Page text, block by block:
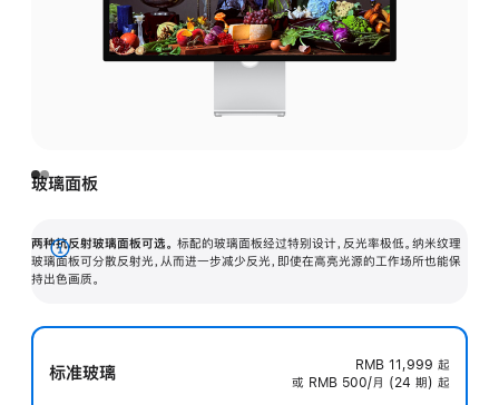
玻璃面板
两种抗反射玻璃面板可选。 标配的玻璃面板经过特别设计，反光率极低。纳米纹理
玻璃面板可分散反射光，从而进一步减少反光，即使在高亮光源的工作场所也能保
持出色画质。
展
开
标准玻璃 RMB 11,999 起
或 RMB 500/月 (24 期) 起